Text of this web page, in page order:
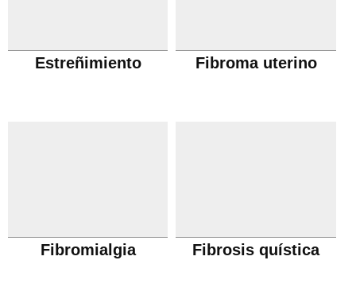
Estreñimiento Fibroma uterino
Fibromialgia Fibrosis quística